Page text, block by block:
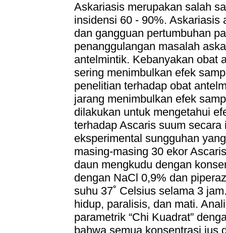
Askariasis merupakan salah
insidensi 60 - 90%. Askariasis
dan gangguan pertumbuhan
penanggulangan masalah
antelmintik. Kebanyakan obat
sering menimbulkan efek
penelitian terhadap obat
jarang menimbulkan efek
dilakukan untuk mengetahui
terhadap Ascaris suum
eksperimental sungguhan
masing-masing 30 ekor
daun mengkudu dengan
dengan NaCl 0,9% dan
suhu 37˚ Celsius selama 3
hidup, paralisis, dan mati.
parametrik “Chi Kuadrat”
bahwa semua konsentrasi jus